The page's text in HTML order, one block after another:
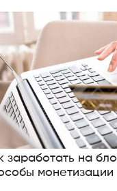
заработать на
монетизации